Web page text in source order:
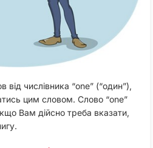
від числівника “one” (“один”),
цим словом. Слово “one”
Вам дійсно треба вказати,